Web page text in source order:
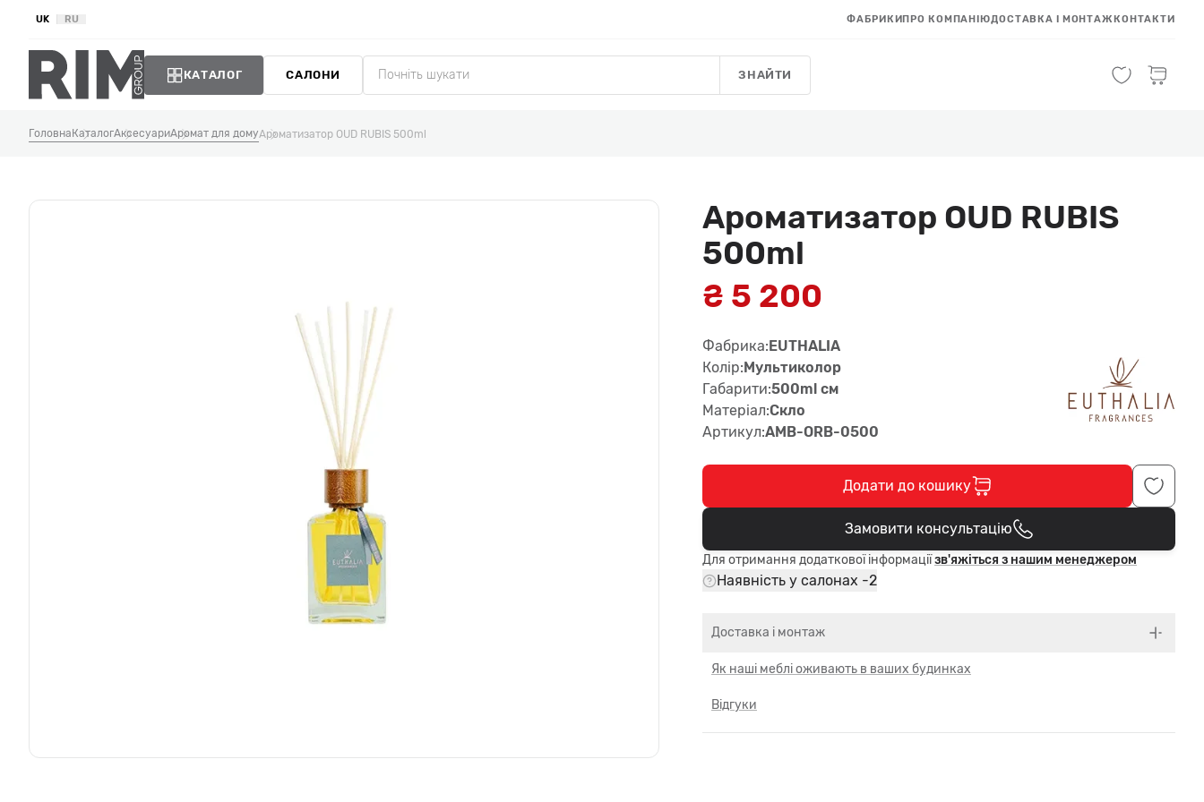
UK RU ФАБРИКИПРО КОМПАНІЮДОСТАВКА І МОНТАЖКОНТАКТИ
КАТАЛОГ САЛОНИ ЗНАЙТИ
Головна КаталогАксесуариАромат для домуАроматизатор OUD RUBIS 500ml
Ароматизатор OUD RUBIS
500ml
₴ 5 200
Фабрика:EUTHALIA
Колір:Мультиколор
Габарити:500ml см
Матеріал:Скло
Артикул:AMB-ORB-0500
Додати до кошику
В кошику
Замовити консультацію
Для отримання додаткової інформаціїзв'яжіться з нашим менеджером
Наявність у салонах -2
Доставка і монтаж
Як наші меблі оживають в ваших будинках
Відгуки